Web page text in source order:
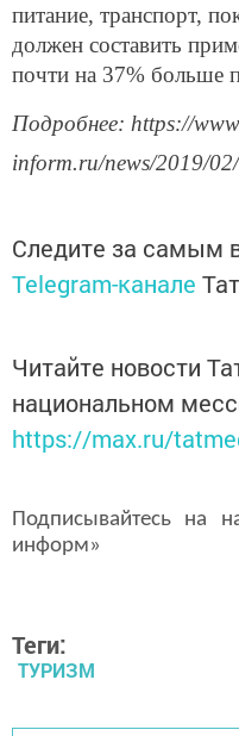
питание, транспорт,
должен составить
почти на 37% больше
Подробнее: https://
inform.ru/news/2019/
Следите за самым
Telegram-канале
Читайте новости
национальном
https://max.ru/
Подписывайтесь на
информ»
Теги:
ТУРИЗМ